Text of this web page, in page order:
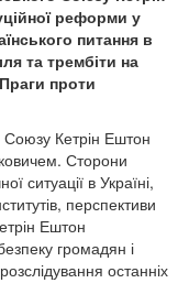
реформи у
питання в
та трембіти на
проти
Кетрін Ештон
Сторони
ситуації в Україні,
перспективи
Ештон
громадян і
останніх